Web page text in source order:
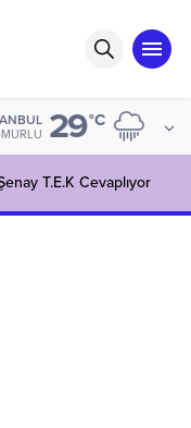
29°C
T.E.K Cevaplıyor